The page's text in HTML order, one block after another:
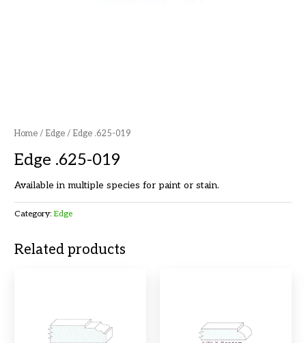
Home /Edge / Edge .625-019
Edge .625-019
Available in multiple species for paint or stain.
Category:Edge
Related products